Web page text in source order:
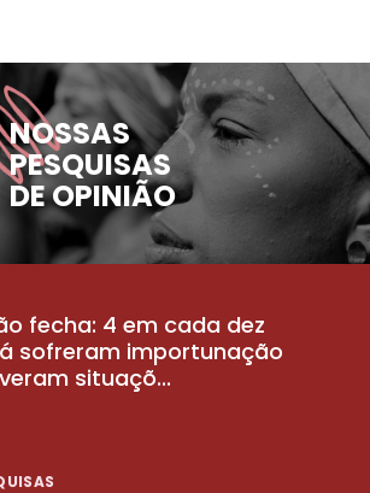
NOSSAS
PESQUISAS
DE OPINIÃO
fecha: 4 em cada dez
sofreram importunação
situaçõ...